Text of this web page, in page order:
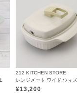
212 KITCHEN STORE
¥13,200